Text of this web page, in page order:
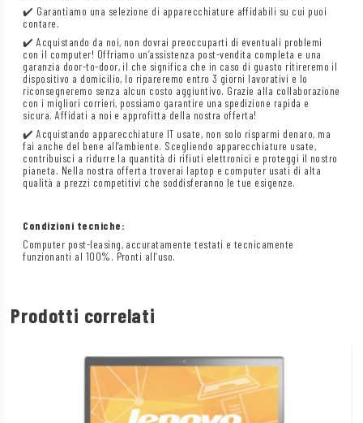
✔️ Garantiamo una selezione di apparecchiature affidabili su cui puoi
contare.
✔️ Acquistando da noi, non dovrai preoccuparti di eventuali problemi
con il computer! Offriamo un’assistenza post-vendita completa e una
garanzia door-to-door, il che significa che in caso di guasto ritireremo il
dispositivo a domicilio, lo ripareremo entro 3 giorni lavorativi e lo
riconsegneremo senza alcun costo aggiuntivo. Grazie alla collaborazione
con i migliori corrieri, possiamo garantire una spedizione rapida e
sicura. Affidati a noi e approfitta della nostra offerta!
✔️ Acquistando apparecchiature IT usate, non solo risparmi denaro, ma
fai anche del bene all’ambiente. Scegliendo apparecchiature usate,
contribuisci a ridurre la quantità di rifiuti elettronici e proteggi il nostro
pianeta. Nella nostra offerta troverai laptop e computer usati di alta
qualità a prezzi competitivi che soddisferanno le tue esigenze.
Condizioni tecniche:
Computer post-leasing, accuratamente testati e tecnicamente
funzionanti al 100%. Pronti all’uso.
Prodotti correlati